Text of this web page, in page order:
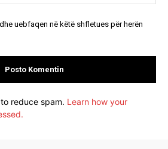
uebfaqen në këtë shfletues për herën
reduce spam. Learn how your